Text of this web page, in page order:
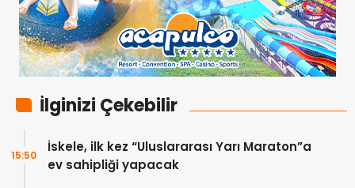
İlginizi Çekebilir
İskele, ilk kez “Uluslararası Yarı Maraton”a
ev sahipliği yapacak
15:50